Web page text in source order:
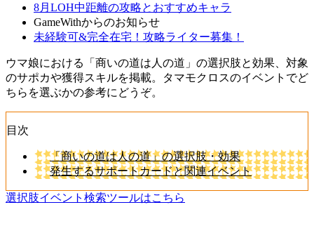
8月LOH中距離の攻略とおすすめキャラ
GameWithからのお知らせ
未経験可&完全在宅！攻略ライター募集！
ウマ娘における「商いの道は人の道」の選択肢と効果、対象
のサポカや獲得スキルを掲載。タマモクロスのイベントでど
ちらを選ぶかの参考にどうぞ。
目次
「商いの道は人の道」の選択肢・効果
発生するサポートカードと関連イベント
選択肢イベント検索ツールはこちら